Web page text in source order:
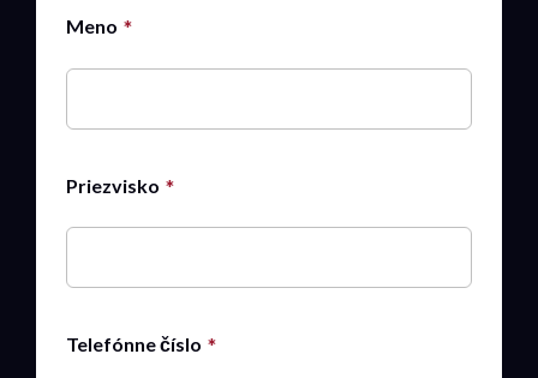
Meno
Priezvisko
Telefónne číslo